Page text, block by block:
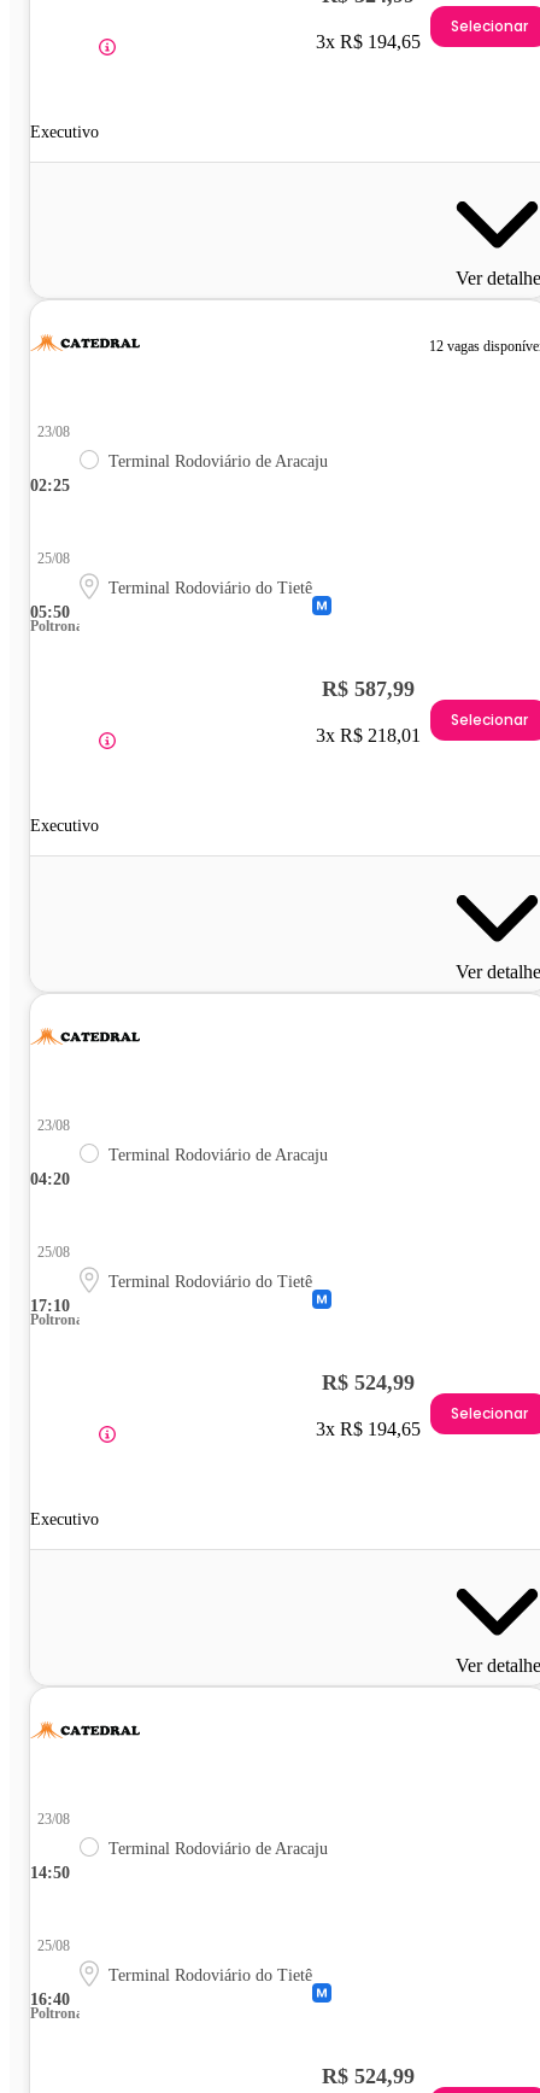
Executivo
3x R$ 194,65
Selecionar
Ver
12 vagas
02:25
23/08
Terminal Rodoviário de Aracaju
05:50
25/08
Terminal Rodoviário do Tietê
Poltrona
Executivo
R$ 587,99
3x R$ 218,01
Selecionar
Ver
04:20
23/08
Terminal Rodoviário de Aracaju
17:10
25/08
Terminal Rodoviário do Tietê
Poltrona
Executivo
R$ 524,99
3x R$ 194,65
Selecionar
Ver
14:50
23/08
Terminal Rodoviário de Aracaju
16:40
25/08
Terminal Rodoviário do Tietê
Poltrona
R$ 524,99